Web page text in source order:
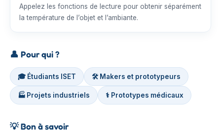
Appelez les fonctions de lecture pour obtenir séparément
la température de l’objet et l’ambiante.
👤 Pour qui ?
🎓 Étudiants ISET 🛠️ Makers et prototypeurs
🏭 Projets industriels ⚕️ Prototypes médicaux
💡Bon à savoir